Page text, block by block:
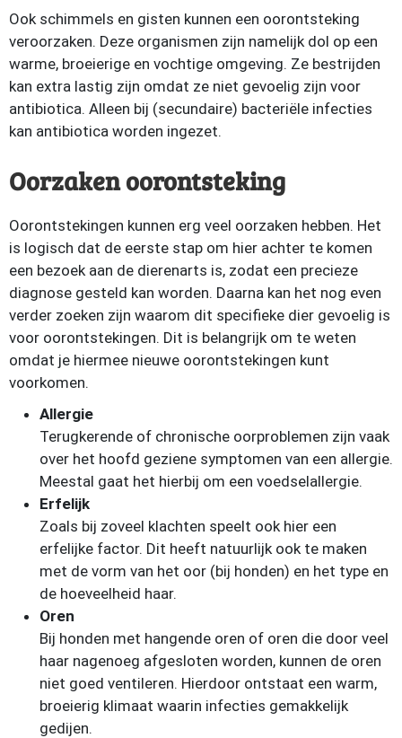
Ook schimmels en gisten kunnen een oorontsteking
veroorzaken. Deze organismen zijn namelijk dol op een
warme, broeierige en vochtige omgeving. Ze bestrijden
kan extra lastig zijn omdat ze niet gevoelig zijn voor
antibiotica. Alleen bij (secundaire) bacteriële infecties
kan antibiotica worden ingezet.
Oorzaken oorontsteking
Oorontstekingen kunnen erg veel oorzaken hebben. Het
is logisch dat de eerste stap om hier achter te komen
een bezoek aan de dierenarts is, zodat een precieze
diagnose gesteld kan worden. Daarna kan het nog even
verder zoeken zijn waarom dit specifieke dier gevoelig is
voor oorontstekingen. Dit is belangrijk om te weten
omdat je hiermee nieuwe oorontstekingen kunt
voorkomen.
Allergie
Terugkerende of chronische oorproblemen zijn vaak
over het hoofd geziene symptomen van een allergie.
Meestal gaat het hierbij om een voedselallergie.
Erfelijk
Zoals bij zoveel klachten speelt ook hier een
erfelijke factor. Dit heeft natuurlijk ook te maken
met de vorm van het oor (bij honden) en het type en
de hoeveelheid haar.
Oren
Bij honden met hangende oren of oren die door veel
haar nagenoeg afgesloten worden, kunnen de oren
niet goed ventileren. Hierdoor ontstaat een warm,
broeierig klimaat waarin infecties gemakkelijk
gedijen.